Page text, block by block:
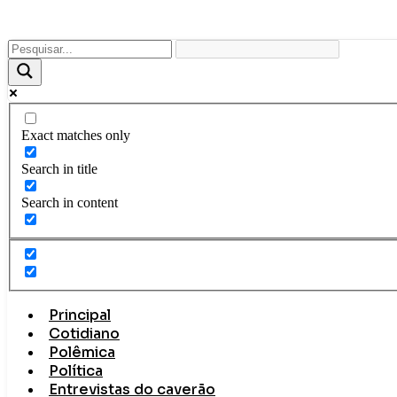
o
conteúdo
Exact matches only
Search in title
Search in content
Principal
Cotidiano
Polêmica
Política
Entrevistas do caverão